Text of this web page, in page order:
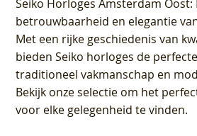
Seiko Horloges Amsterdam Oost:
betrouwbaarheid en elegantie
Met een rijke geschiedenis van
bieden Seiko horloges de
traditioneel vakmanschap en
Bekijk onze selectie om het
voor elke gelegenheid te vinden.